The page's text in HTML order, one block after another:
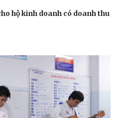
hộ kinh doanh có doanh thu